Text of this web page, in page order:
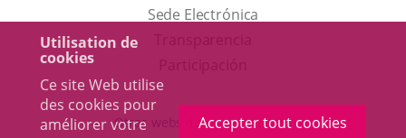
Utilisation de
cookies
Ce site Web utilise
des cookies pour
améliorer votre
Accepter tout cookies
enlace
una
Sede Electrónica
externa.
Otras webs del ayuntamiento